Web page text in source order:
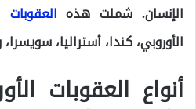
الإنسان. شملت هذه العقوبات
الأوروبي، كندا، أستراليا،
أنواع العقوبات